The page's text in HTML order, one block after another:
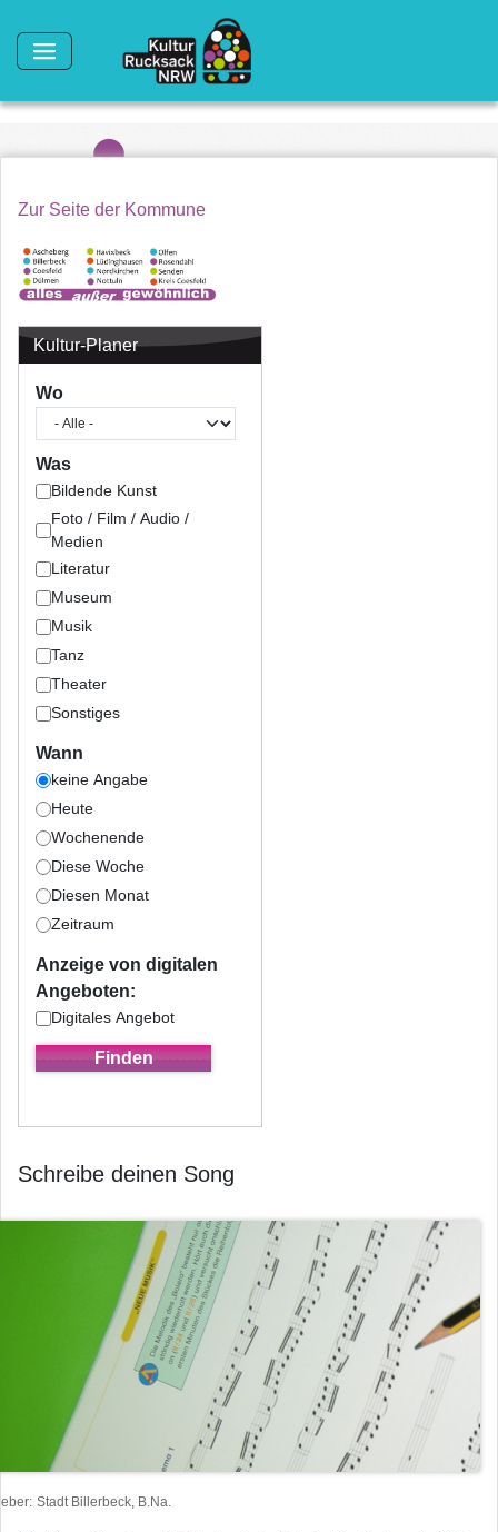
Zur Seite der Kommune
Kultur-Planer
Wo
Was
Bildende Kunst
Foto / Film / Audio /
Medien
Literatur
Museum
Musik
Tanz
Theater
Sonstiges
Wann
keine Angabe
Heute
Wochenende
Diese Woche
Diesen Monat
Zeitraum
Anzeige von digitalen
Angeboten:
Digitales Angebot
Schreibe deinen Song
Stadt Billerbeck, B.Na.